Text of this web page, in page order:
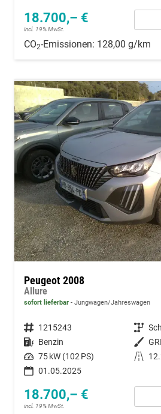
18.700,– €
incl. 19% MwSt.
CO2-Emissionen: 128,00 g/km
Peugeot 2008
Allure
sofort lieferbar Jungwagen/Jahreswagen
Fahrzeugnummer 1215243 Getriebe
Kraftstoff Benzin Außenfarbe
Leistung 75 kW (102 PS) Kilometerstand
01.05.2025
18.700,– €
incl. 19% MwSt.